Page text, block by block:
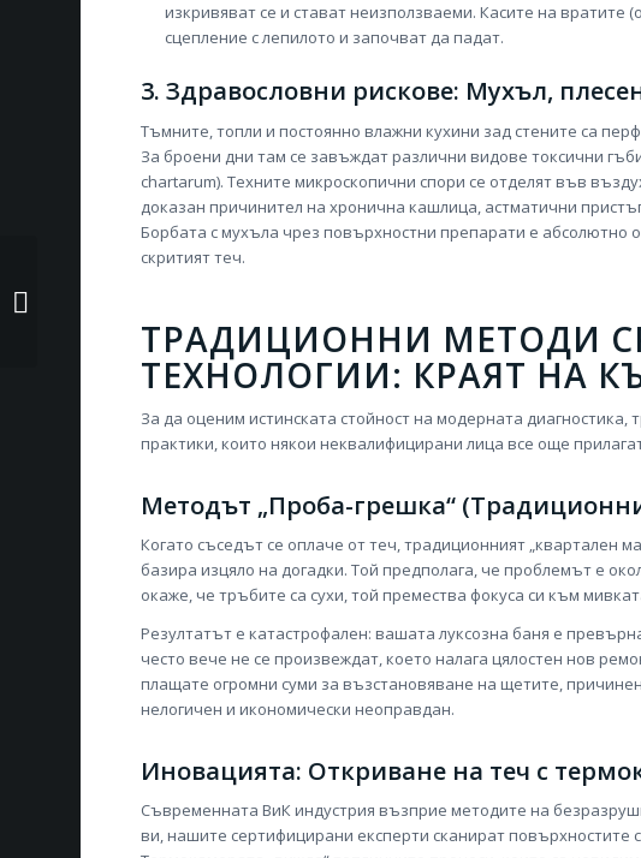
изкривяват се и стават неизползваеми. Касите на вратите
сцепление с лепилото и започват да падат.
3. Здравословни рискове: Мухъл,
Тъмните, топли и постоянно влажни кухини зад стените са
За броени дни там се завъждат различни видове токсични
chartarum). Техните микроскопични спори се отделят във
доказан причинител на хронична кашлица, астматични
Борбата с мухъла чрез повърхностни препарати е абсолютно
скритият теч.
ТРАДИЦИОННИ МЕТОДИ
ТЕХНОЛОГИИ: КРАЯТ НА
За да оценим истинската стойност на модерната диагностика,
практики, които някои неквалифицирани лица все още
Методът „Проба-грешка“
Когато съседът се оплаче от теч, традиционният „квартален
базира изцяло на догадки. Той предполага, че проблемът е
окаже, че тръбите са сухи, той премества фокуса си към
Резултатът е катастрофален: вашата луксозна баня е
често вече не се произвеждат, което налага цялостен нов
плащате огромни суми за възстановяване на щетите,
нелогичен и икономически неоправдан.
Иновацията: Откриване на теч с
Съвременната ВиК индустрия възприе методите на
ви, нашите сертифицирани експерти сканират повърхностите